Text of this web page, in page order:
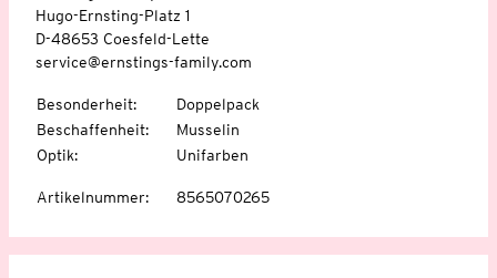
Hugo-Ernsting-Platz 1
D-48653 Coesfeld-Lette
service@ernstings-family.com
Besonderheit:
Doppelpack
Beschaffenheit:
Musselin
Optik: Unifarben
Artikelnummer: 8565070265